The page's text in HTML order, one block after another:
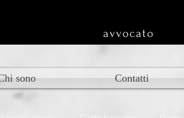
avvocato
sono Contatti